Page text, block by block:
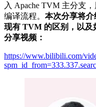
入 Apache TVM 主分支
编译流程。 本次分享将
现有 TVM 的区别，以及
分享视频：
https://www.bilibili.com/